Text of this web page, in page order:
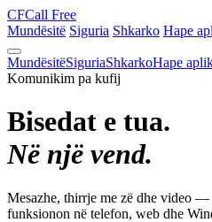
CFCall Free
Mundësitë Siguria Shkarko Hape
MundësitëSiguriaShkarkoHape
Komunikim pa kufij
Bisedat e tua.
Në një vend.
Mesazhe, thirrje me zë dhe video —
funksionon në telefon, web dhe